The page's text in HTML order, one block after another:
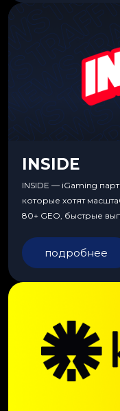
INSIDE
INSIDE — iGaming
которые хотят
80+ GEO, быстрые
подробнее